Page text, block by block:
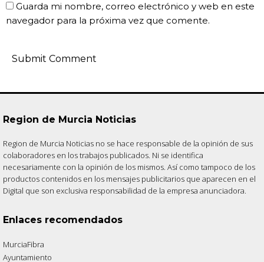
Guarda mi nombre, correo electrónico y web en este
navegador para la próxima vez que comente.
Region de Murcia Noticias
Region de Murcia Noticias no se hace responsable de la opinión de sus
colaboradores en los trabajos publicados. Ni se identifica
necesariamente con la opinión de los mismos. Así como tampoco de los
productos contenidos en los mensajes publicitarios que aparecen en el
Digital que son exclusiva responsabilidad de la empresa anunciadora.
Enlaces recomendados
MurciaFibra
Ayuntamiento